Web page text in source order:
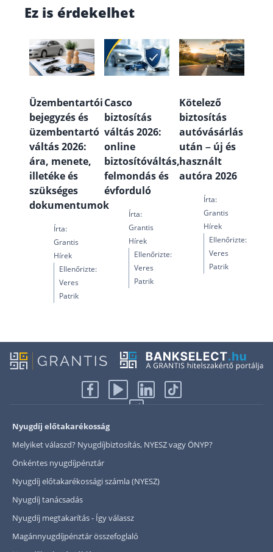
Ez is érdekelhet
Üzembentartói
bejegyzés és
üzembentartó
váltás 2026:
ára, menete,
illetéke és
szükséges
dokumentumok
Írta:
Grantis
Hírek
Ellenőrizte:
Veres
Patrik
Casco
biztosítás
váltás 2026:
online
biztosítóváltás,
felmondás és
évforduló
Írta:
Grantis
Hírek
Ellenőrizte:
Veres
Patrik
Kötelező
biztosítás
autóvásárlás
után – új és
használt
autóra 2026
Írta:
Grantis
Hírek
Ellenőrizte:
Veres
Patrik
Nyugdíj előtakarékosság
Melyiket válaszd? Nyugdíjbiztosítás, NYESZ vagy ÖNYP?
Önkéntes nyugdíjpénztár
Nyugdíj előtakarékossági számla (NYESZ)
Nyugdíj tanácsadás
Nyugdíj megtakarítás - Így válassz
Magánnyugdíjpénztár összefoglaló